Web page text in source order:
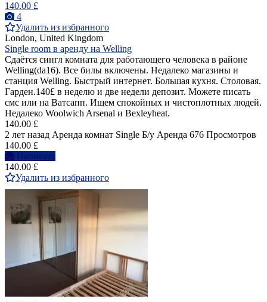
140.00 £
4
Удалить из избранного
London, United Kingdom
Single room в аренду на Welling
Сдаётся сингл комната для работающего человека в районе
Welling(da16). Все билы включены. Недалеко магазины и
станция Welling. Быстрый интернет. Большая кухня. Столовая.
Гарден.140£ в неделю и две недели депозит. Можете писать
смс или на Ватсапп. Ищем спокойных и чистоплотных людей.
Недалеко Woolwich Arsenal и Bexleyheat.
140.00 £
2 лет назад Аренда комнат Single Б/у Аренда 676 Просмотров
140.00 £
Написать
140.00 £
Удалить из избранного